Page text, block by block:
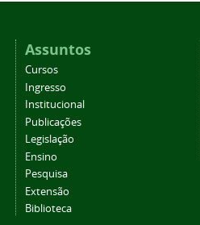
Assuntos
Cursos
Ingresso
Institucional
Publicações
Legislação
Ensino
Pesquisa
Extensão
Biblioteca